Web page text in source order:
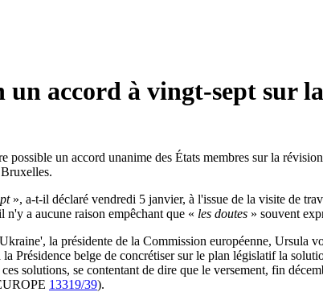
un accord à vingt-sept sur
un accord unanime des États membres sur la
», a-t-il déclaré vendredi 5 janvier, à l'issue de la visite de
n'y a aucune raison empêchant que « les doutes » souvent
la présidente de la Commission européenne, Ursula
Présidence belge de concrétiser sur le plan législatif la
solutions, se contentant de dire que le versement, fin
13319/39).